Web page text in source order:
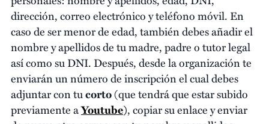
dirección, correo electrónico y teléfono móvil. En
caso de ser menor de edad, también debes añadir el
nombre y apellidos de tu madre, padre o tutor legal
así como su DNI. Después, desde la organización te
enviarán un número de inscripción el cual debes
adjuntar con tucorto(que tendrá que estar subido
previamente aYoutube), copiar su enlace y enviar